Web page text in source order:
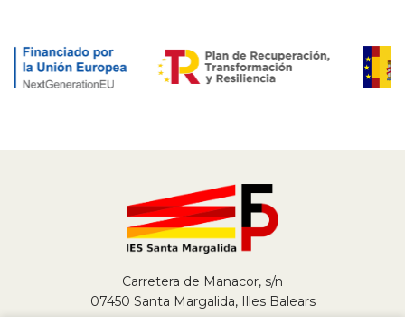
Carretera de Manacor, s/n
07450 Santa Margalida, Illes Balears